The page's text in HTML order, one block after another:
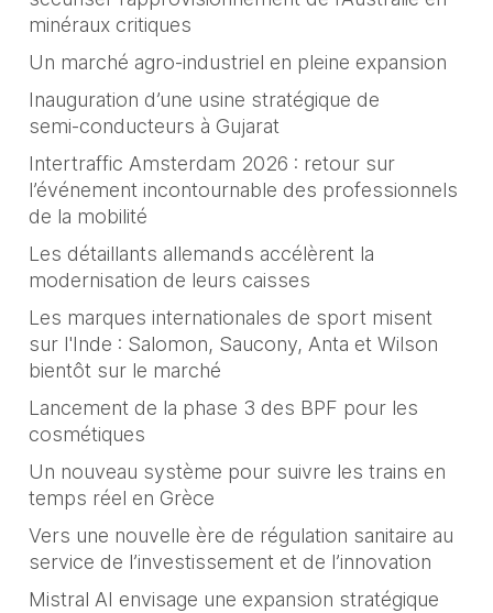
minéraux critiques
Un marché agro-industriel en pleine expansion
Inauguration d’une usine stratégique de
semi‑conducteurs à Gujarat
Intertraffic Amsterdam 2026 : retour sur
l’événement incontournable des professionnels
de la mobilité
Les détaillants allemands accélèrent la
modernisation de leurs caisses
Les marques internationales de sport misent
sur l'Inde : Salomon, Saucony, Anta et Wilson
bientôt sur le marché
Lancement de la phase 3 des BPF pour les
cosmétiques
Un nouveau système pour suivre les trains en
temps réel en Grèce
Vers une nouvelle ère de régulation sanitaire au
service de l’investissement et de l’innovation
Mistral AI envisage une expansion stratégique